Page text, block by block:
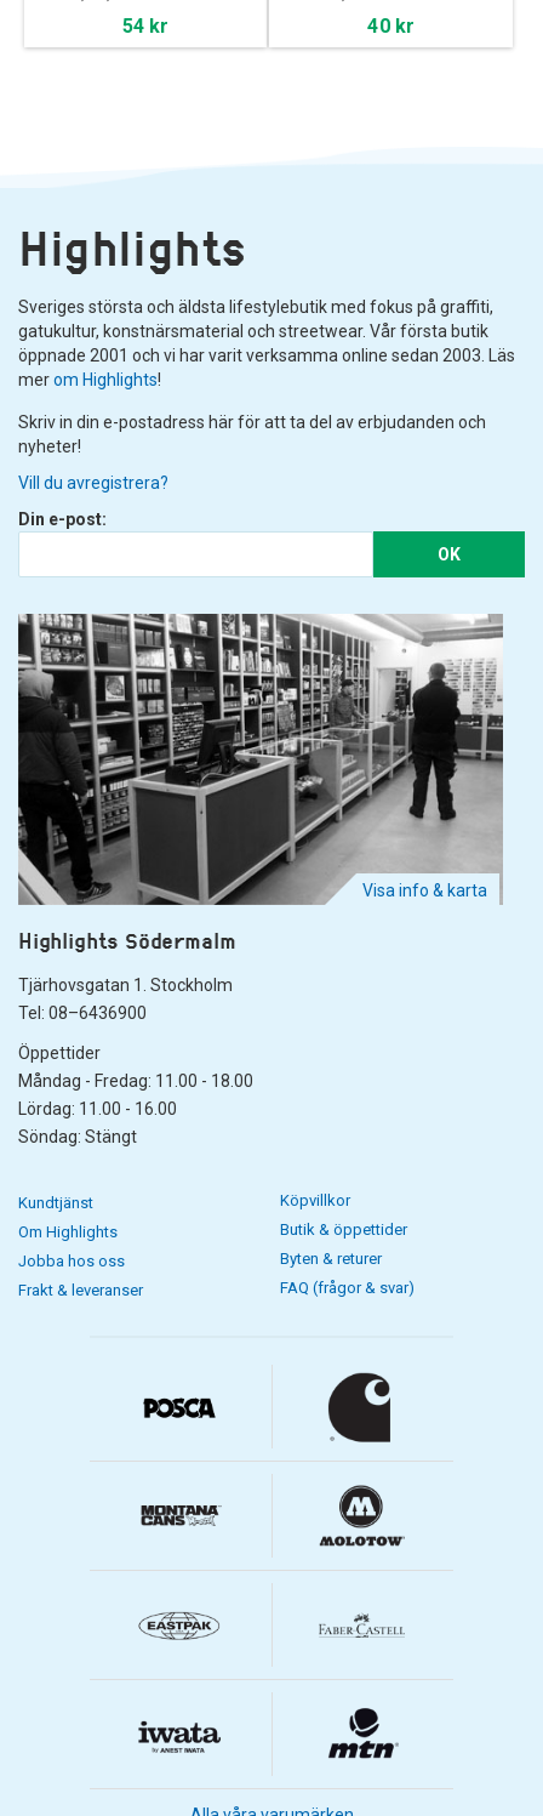
54 kr 40 kr
Highlights
Sveriges största och äldsta lifestylebutik med fokus på graffiti,
gatukultur, konstnärsmaterial och streetwear. Vår första butik
öppnade 2001 och vi har varit verksamma online sedan 2003. Läs
merom Highlights!
Skriv in din e-postadress här för att ta del av erbjudanden och
nyheter!
Vill du avregistrera?
Din e-post:
OK
Visa info & karta
Highlights Södermalm
Tjärhovsgatan 1. Stockholm
Tel: 08–6436900
Öppettider
Måndag - Fredag: 11.00 - 18.00
Lördag: 11.00 - 16.00
Söndag: Stängt
Kundtjänst
Om Highlights
Jobba hos oss
Frakt & leveranser
Köpvillkor
Butik & öppettider
Byten & returer
FAQ (frågor & svar)